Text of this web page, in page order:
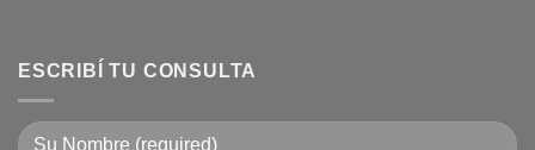
ESCRIBÍ TU CONSULTA